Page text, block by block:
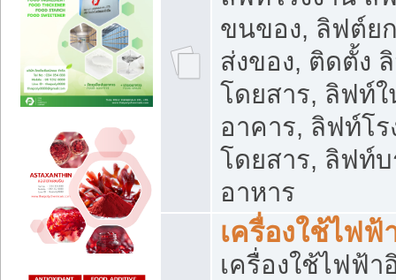
ขนของ, ลิฟต์ย
ส่งของ, ติดตั้ง
โดยสาร, ลิฟท์
อาคาร, ลิฟท์โ
โดยสาร, ลิฟท์
อาหาร
เครื่องใช้ไฟฟ้
เครื่องใช้ไฟฟ้า